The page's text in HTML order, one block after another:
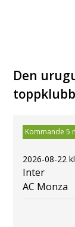
Den
Kommande 5
2026-08-22
Inter
AC Monza